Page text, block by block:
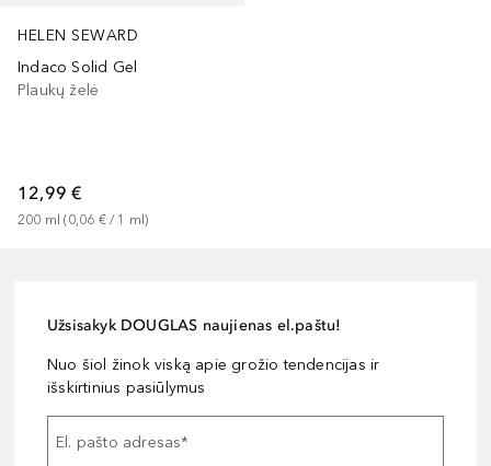
HELEN SEWARD
Indaco Solid Gel
Plaukų želė
12,99 €
200 ml (0,06 € / 1 ml)
Užsisakyk DOUGLAS naujienas el.paštu!
Nuo šiol žinok viską apie grožio tendencijas ir
išskirtinius pasiūlymus
El. pašto adresas*